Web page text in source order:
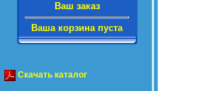
Ваш заказ
Ваша корзина пуста
Скачать каталог